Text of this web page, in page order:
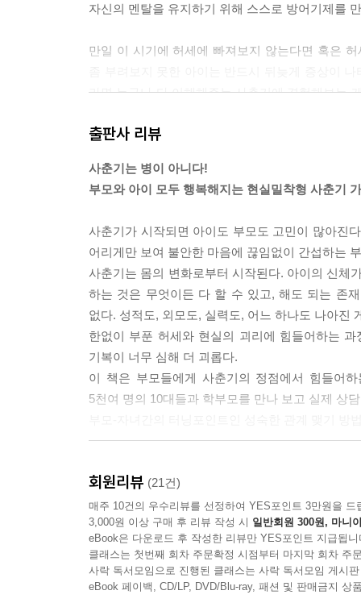
자신의 멘탈을 유지하기 위해 스스로 방어기제를
만일 이 시기에 허세에 빠져보지 않는다면 혹은
라면 누구나 다 이해해주는 사춘기에 경험해보는
의 생존방식이라는 걸 인정하고 말이다. --- pp.23-
대부분의 부모가 느끼는 불안은 두 가지 양상을
나면 이런 심각한 증상이 사라질 것이며, 지금 반
에 애가 이럴까?’, ‘내가 아이를 잘못 키웠나? 너
그렇던데, 혹시 내가 문젠가?’, ‘그렇다면 어떻게
르고 결국 아이에게 더욱 권위적으로 행동하거나
흥미롭게도 첫 아이의 경우 부모들은 훨씬 더 불
을 온전히 받아들일 준비가 덜 된 부모일수록 불
그들을 수용할 수 있을 만큼 준비가 되어있을 뿐이
“시간이 지나면 나아지냐고요? 아니오. 그냥 내가
부모-자녀 관계에서 문제가 생기는 이 시기는 관
결국 문제는 아이와 소통하지 못하는 어른에게
때문이다. 그들과 소통하려면 그들의 세계에 들어
사실 청소년기의 반항과 허세는 몸의 급격한 성장
은 마음의 성장을 기다려주지 않고 급속히 일어난
가 문득 현실을 돌아보면 자신의 마음이나 능력
출판사 리뷰
사춘기는 병이 아니다!
부모와 아이 모두 행복해지는 현실밀착형 사춘기
사춘기가 시작되면 아이도 부모도 고민이 많아진
어리게만 보여 불안한 마음에 끊임없이 간섭하는
사춘기는 몸의 변화로부터 시작된다. 아이의 신체
하는 것은 무엇이든 다 할 수 있고, 해도 되는 존
없다. 성적도, 외모도, 실력도, 어느 하나도 나아진
한없이 부푼 허세와 현실의 괴리에 힘들어하는
기복이 너무 심해 더 괴롭다.
이 책은 부모들에게 사춘기의 정점에서 힘들어
5천여 명의 10대들과 학부모를 만나 보고 실제 상
막막한 부모를 위한 현실적인 솔루션
리더십 강사로 유명한 저자는 중2병의 정점에서
있는 십대라는 뜻)’라는 커뮤니티를 결성했다. ‘아
자기 탐험 등의 활동을 했다. 그렇게 같이 사춘
동분서주하는 한편 성인 대상 리더십 강의뿐 아
회원리뷰 (21건)
매주 10건의 우수리뷰를 선정하여 YES포인트 3만원을 드
3,000원 이상 구매 후 리뷰 작성 시 일반회원 300원, 마니
eBook은 다운로드 후 작성한 리뷰만 YES포인트 지급됩니
클래스는 첫번째 회차 주문확정 시점부터 마지막 회차 주
사락 독서모임으로 진행된 클래스는 사락 독서모임 게시
eBook 페이백, CD/LP, DVD/Blu-ray, 패션 및 판매금지 상